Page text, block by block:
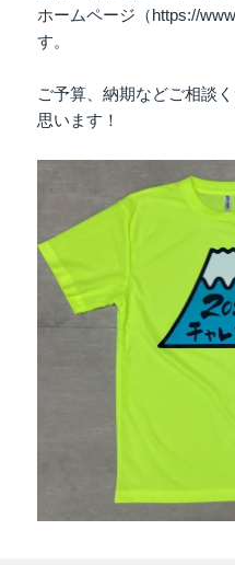
ホームページ（https://
す。
ご予算、納期などご相談
思います！